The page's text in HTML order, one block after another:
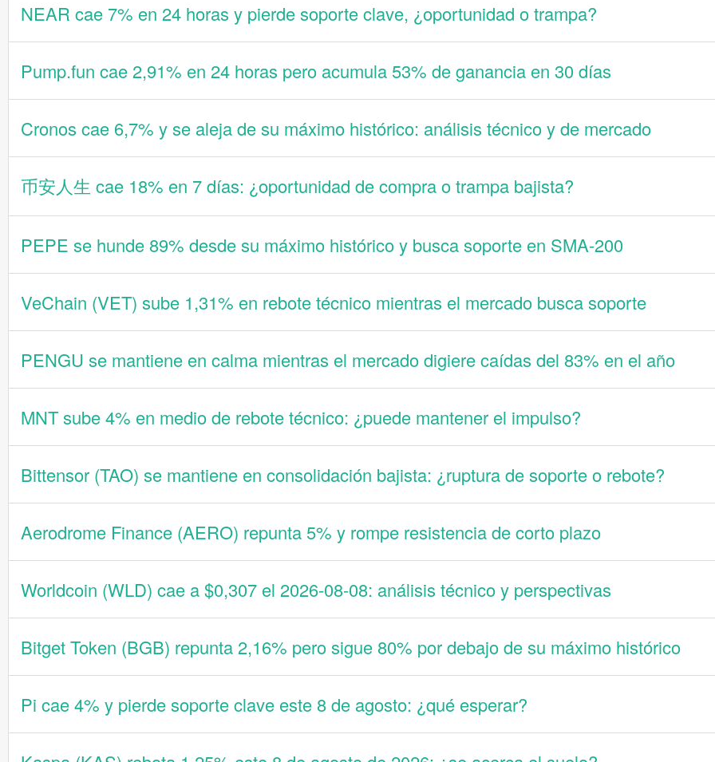
NEAR cae 7% en 24 horas y pierde soporte clave, ¿oportunidad o trampa?
Pump.fun cae 2,91% en 24 horas pero acumula 53% de ganancia en 30 días
Cronos cae 6,7% y se aleja de su máximo histórico: análisis técnico y de mercado
币安人生 cae 18% en 7 días: ¿oportunidad de compra o trampa bajista?
PEPE se hunde 89% desde su máximo histórico y busca soporte en SMA-200
VeChain (VET) sube 1,31% en rebote técnico mientras el mercado busca soporte
PENGU se mantiene en calma mientras el mercado digiere caídas del 83% en el año
MNT sube 4% en medio de rebote técnico: ¿puede mantener el impulso?
Bittensor (TAO) se mantiene en consolidación bajista: ¿ruptura de soporte o rebote?
Aerodrome Finance (AERO) repunta 5% y rompe resistencia de corto plazo
Worldcoin (WLD) cae a $0,307 el 2026-08-08: análisis técnico y perspectivas
Bitget Token (BGB) repunta 2,16% pero sigue 80% por debajo de su máximo histórico
Pi cae 4% y pierde soporte clave este 8 de agosto: ¿qué esperar?